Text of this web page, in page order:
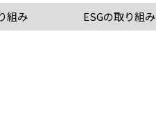
組み ESGの取り組み